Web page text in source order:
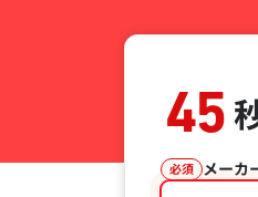
45
必須 メーカ